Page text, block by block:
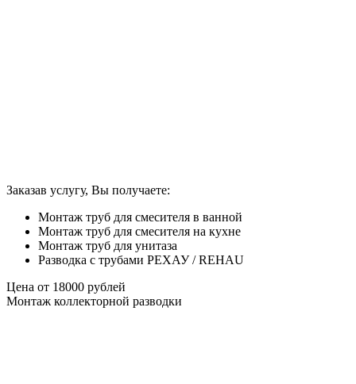
Заказав услугу, Вы получаете:
Монтаж труб для смесителя в ванной
Монтаж труб для смесителя на кухне
Монтаж труб для унитаза
Разводка с трубами РЕХАУ / REHAU
Цена от 18000 рублей
Монтаж коллекторной разводки